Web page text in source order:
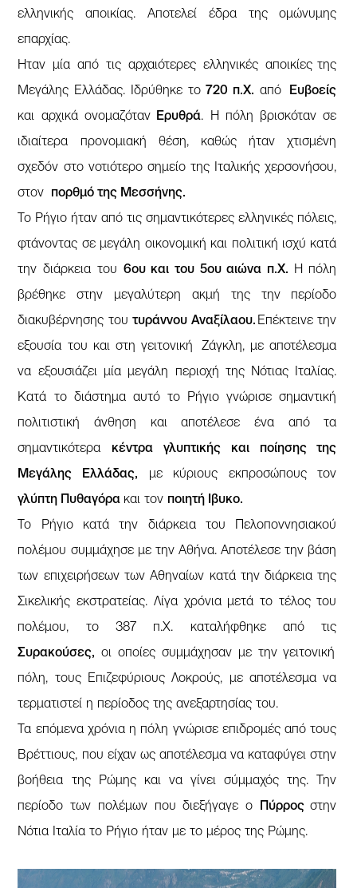
ελληνικής αποικίας. Αποτελεί έδρα της ομώνυμης
επαρχίας.
Hταν μία από τις αρχαιότερες ελληνικές αποικίες της
Μεγάλης Ελλάδας. Ιδρύθηκε το720 π.Χ. από Ευβοείς
και αρχικά ονομαζότανΕρυθρά. Η πόλη βρισκόταν σε
ιδιαίτερα προνομιακή θέση, καθώς ήταν χτισμένη
σχεδόν στο νοτιότερο σημείο της Ιταλικής χερσονήσου,
στον πορθμό της Μεσσήνης.
Το Ρήγιο ήταν από τις σημαντικότερες ελληνικές πόλεις,
φτάνοντας σε μεγάλη οικονομική και πολιτική ισχύ κατά
την διάρκεια του 6ου και του 5ου αιώνα π.Χ. Η πόλη
βρέθηκε στην μεγαλύτερη ακμή της την περίοδο
διακυβέρνησης τουτυράννου Αναξίλαου. Eπέκτεινε την
εξουσία του και στη γειτονική Ζάγκλη, με αποτέλεσμα
να εξουσιάζει μία μεγάλη περιοχή της Νότιας Ιταλίας.
Κατά το διάστημα αυτό το Ρήγιο γνώρισε σημαντική
πολιτιστική άνθηση και αποτέλεσε ένα από τα
σημαντικότερα κέντρα γλυπτικής και ποίησης της
Μεγάλης Ελλάδας, με κύριους εκπροσώπους τον
γλύπτη Πυθαγόρα και τον ποιητή Ιβυκο.
Το Ρήγιο κατά την διάρκεια του Πελοποννησιακού
πολέμου συμμάχησε με την Αθήνα. Αποτέλεσε την βάση
των επιχειρήσεων των Αθηναίων κατά την διάρκεια της
Σικελικής εκστρατείας. Λίγα χρόνια μετά το τέλος του
πολέμου, το 387 π.Χ. καταλήφθηκε από τις
Συρακούσες, οι οποίες συμμάχησαν με την γειτονική
πόλη, τους Επιζεφύριους Λοκρούς, με αποτέλεσμα να
τερματιστεί η περίοδος της ανεξαρτησίας του.
Τα επόμενα χρόνια η πόλη γνώρισε επιδρομές από τους
Βρέττιους, που είχαν ως αποτέλεσμα να καταφύγει στην
βοήθεια της Ρώμης και να γίνει σύμμαχός της. Την
περίοδο των πολέμων που διεξήγαγε ο Πύρροςστην
Νότια Ιταλία το Ρήγιο ήταν με το μέρος της Ρώμης.